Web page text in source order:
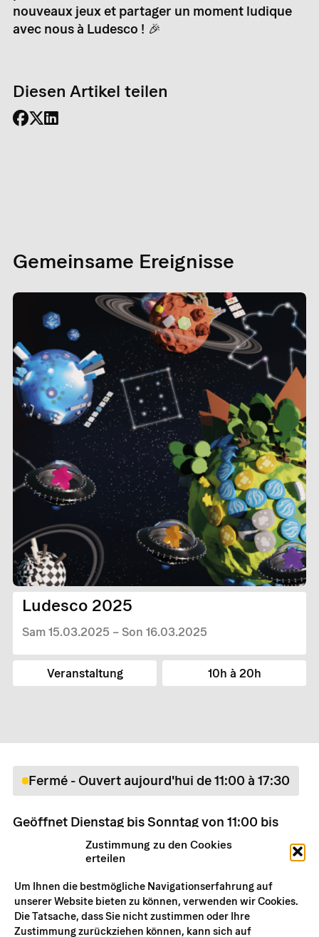
Zustimmung zu den Cookies
erteilen
Um Ihnen die bestmögliche Navigationserfahrung auf
unserer Website bieten zu können, verwenden wir Cookies.
Die Tatsache, dass Sie nicht zustimmen oder Ihre
Zustimmung zurückziehen können, kann sich auf
nouveaux jeux et partager un moment ludique
avec nous à Ludesco ! 🎉
Diesen Artikel teilen
Gemeinsame Ereignisse
Ludesco 2025
Sam 15.03.2025 – Son 16.03.2025
Veranstaltung 10h à 20h
Fermé - Ouvert aujourd'hui de 11:00 à 17:30
Geöffnet Dienstag bis Sonntag von 11:00 bis
Praktische Informationen